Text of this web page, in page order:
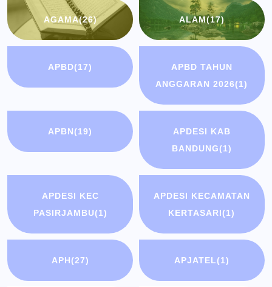
AGAMA(26) ALAM(17)
APBD(17)
APBD TAHUN
ANGGARAN 2026(1)
APBN(19)
APDESI KAB
BANDUNG(1)
APDESI KEC
PASIRJAMBU(1)
APDESI KECAMATAN
KERTASARI(1)
APH(27) APJATEL(1)